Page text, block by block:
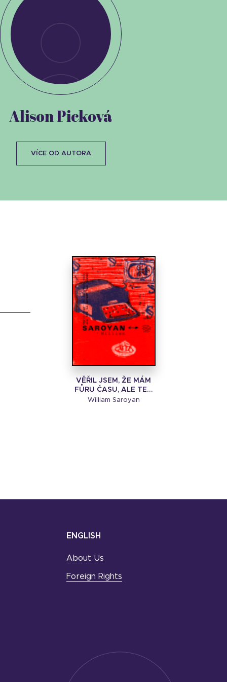
Alison Picková
VÍCE OD AUTORA
VĚŘIL JSEM, ŽE MÁM
FŮRU ČASU, ALE TE...
William Saroyan
ENGLISH
About Us
Foreign Rights